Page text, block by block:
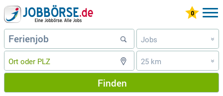
Jobs »
25 km »
Finden